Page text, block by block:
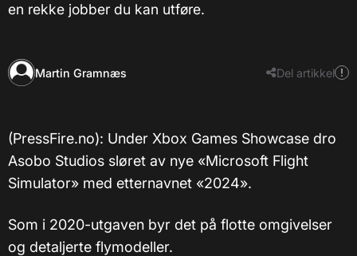
en rekke jobber du kan utføre.
Martin Gramnæs Del artikkel
​(PressFire.no): Under Xbox Games Showcase dro
Asobo Studios sløret av nye «Microsoft Flight
Simulator» med etternavnet «2024».
Som i 2020-utgaven byr det på flotte omgivelser
og detaljerte flymodeller.